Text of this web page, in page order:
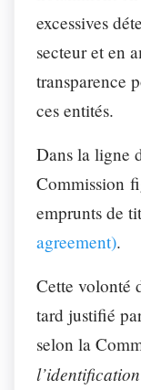
excessives
secteur et en
transparence
ces entités.
Dans la ligne
Commission
emprunts de
agreement).
Cette volonté
tard justifié
selon la